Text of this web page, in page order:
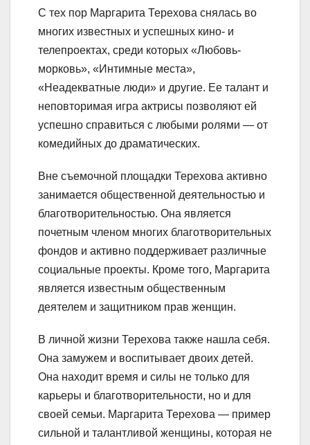
С тех пор Маргарита Терехова снялась во
многих известных и успешных кино- и
телепроектах, среди которых «Любовь-
морковь», «Интимные места»,
«Неадекватные люди» и другие. Ее талант и
неповторимая игра актрисы позволяют ей
успешно справиться с любыми ролями — от
комедийных до драматических.
Вне съемочной площадки Терехова активно
занимается общественной деятельностью и
благотворительностью. Она является
почетным членом многих благотворительных
фондов и активно поддерживает различные
социальные проекты. Кроме того, Маргарита
является известным общественным
деятелем и защитником прав женщин.
В личной жизни Терехова также нашла себя.
Она замужем и воспитывает двоих детей.
Она находит время и силы не только для
карьеры и благотворительности, но и для
своей семьи. Маргарита Терехова — пример
сильной и талантливой женщины, которая не